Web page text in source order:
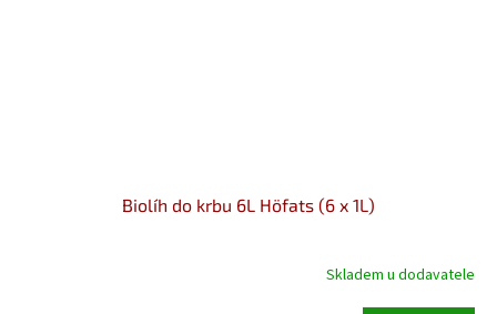
Biolíh do krbu 6L Höfats (6 x 1L)
Skladem u dodavatele